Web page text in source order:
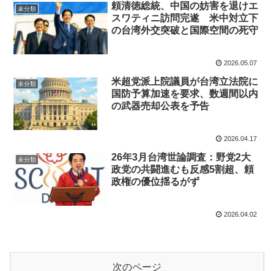
未分類
頼清徳総統、中国の妨害を退けエ
スワティニ訪問完遂 米中対立下
の台湾外交突破と国際空間の死守
2026.05.07
未分類
米超党派上院議員が台湾立法院に
国防予算加速を要求、数週間以内
の武器売却公表を予告
2026.04.17
未分類
26年3月台湾世論調査：野党2大
政党の共闘進むも反感5割超、頼
政権の優位揺るがず
2026.04.02
次のページ